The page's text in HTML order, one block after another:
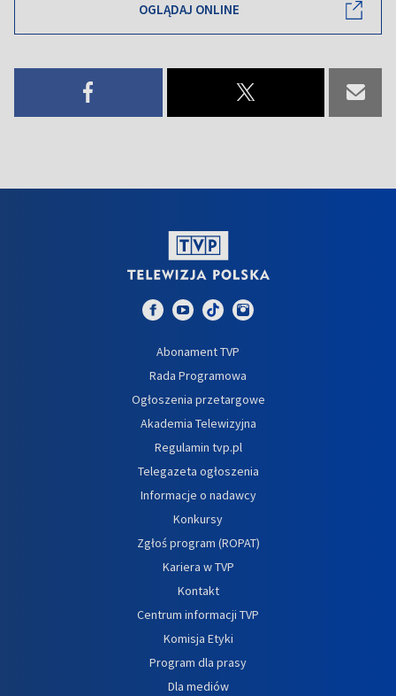
OGLĄDAJ ONLINE
Abonament TVP
Rada Programowa
Ogłoszenia przetargowe
Akademia Telewizyjna
Regulamin tvp.pl
Telegazeta ogłoszenia
Informacje o nadawcy
Konkursy
Zgłoś program (ROPAT)
Kariera w TVP
Kontakt
Centrum informacji TVP
Komisja Etyki
Program dla prasy
Dla mediów